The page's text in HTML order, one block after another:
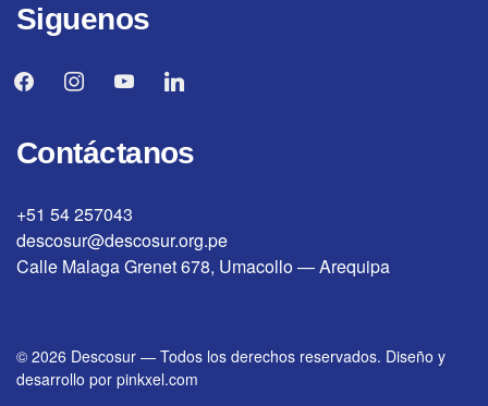
Siguenos
facebookinstagramyoutubelinkedin
Contáctanos
+51 54 257043
descosur@descosur.org.pe
Calle Malaga Grenet 678, Umacollo — Arequipa
© 2026 Descosur — Todos los derechos reservados. Diseño y
desarrollo por pinkxel.com